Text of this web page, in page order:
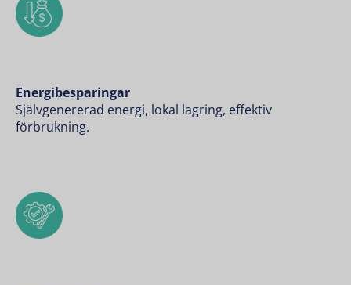
Energibesparingar
Självgenererad energi, lokal lagring, effektiv
förbrukning.